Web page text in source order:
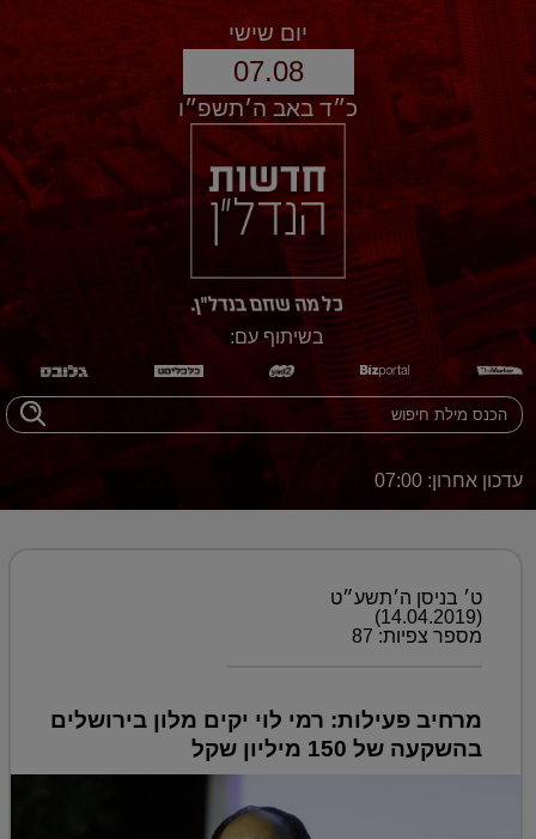
יום שישי
07.08
כ״ד באב ה׳תשפ״ו
בשיתוף עם:
עדכון אחרון: 07:00
ט׳ בניסן ה׳תשע״ט
(14.04.2019)
מספר צפיות: 87
מרחיב פעילות: רמי לוי יקים מלון בירושלים
בהשקעה של 150 מיליון שקל